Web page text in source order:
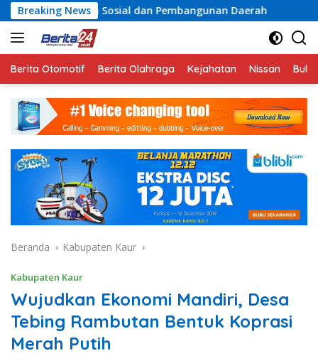
Langsung
ke
konten
Breaking News
dan Pembangunan Daerah Rayakan Semangat
Berita Otomotif Berita Olahraga Kejahatan Nissan
Beranda Kabupaten Kaur
Kabupaten Kaur
Wujudkan Ekonomi Mandiri, Desa
Tebing Rambutan Bentuk Koprasi
Merah Putih